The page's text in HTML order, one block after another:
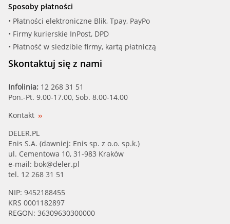
DOLZ (T230)
DOLZ (T262)
EUROREPAR (1623115480)
FAI (WP6390)
FI.BA (WPF002)
FIRST LINE (FWP1997)
FRECCIA (WP0403)
Sposoby płatności
• Płatności elektroniczne Blik, Tpay, PayPo
• Firmy kurierskie InPost, DPD
• Płatność w siedzibie firmy, kartą płatniczą
Skontaktuj się z nami
Infolinia: 12 268 31 51
Pon.-Pt. 9.00-17.00, Sob. 8.00-14.00
Kontakt
DELER.PL
Enis S.A. (dawniej: Enis sp. z o.o. sp.k.)
ul. Cementowa 10, 31-983 Kraków
e-mail: bok@deler.pl
tel. 12 268 31 51
NIP: 9452188455
KRS 0001182897
REGON: 36309630300000